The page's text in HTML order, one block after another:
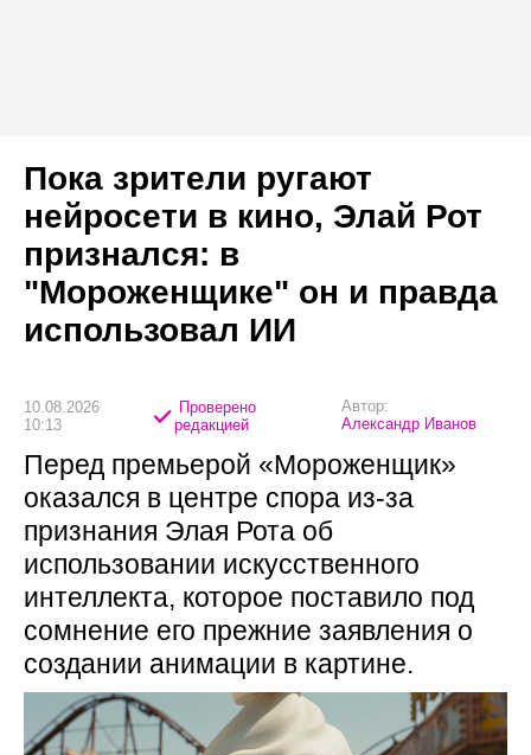
Пока зрители ругают
нейросети в кино, Элай Рот
признался: в
"Мороженщике" он и правда
использовал ИИ
10.08.2026
10:13
Проверено
редакцией
Автор:
Александр Иванов
Перед премьерой «Мороженщик»
оказался в центре спора из-за
признания Элая Рота об
использовании искусственного
интеллекта, которое поставило под
сомнение его прежние заявления о
создании анимации в картине.